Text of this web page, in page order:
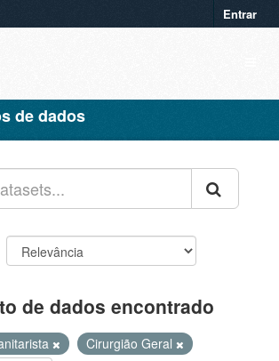
Entrar
de dados
de dados encontrado
Cirurgião Geral